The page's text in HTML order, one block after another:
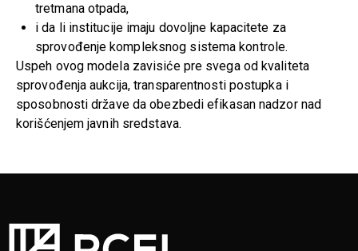
tretmana otpada,
i da li institucije imaju dovoljne kapacitete za
sprovođenje kompleksnog sistema kontrole.
Uspeh ovog modela zavisiće pre svega od kvaliteta
sprovođenja aukcija, transparentnosti postupka i
sposobnosti države da obezbedi efikasan nadzor nad
korišćenjem javnih sredstava.